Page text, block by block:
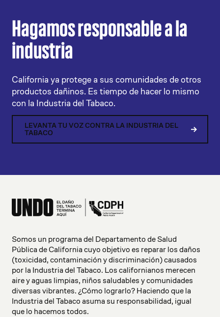
Hagamos responsable a la
industria
California ya protege a sus comunidades de otros
productos dañinos. Es tiempo de hacer lo mismo
con la Industria del Tabaco.
LEVANTA TU VOZ CONTRA LA INDUSTRIA DEL
TABACO
Somos un programa del Departamento de Salud
Pública de California cuyo objetivo es reparar los daños
(toxicidad, contaminación y discriminación) causados
por la Industria del Tabaco. Los californianos merecen
aire y aguas limpias, niños saludables y comunidades
diversas vibrantes. ¿Cómo lograrlo? Haciendo que la
Industria del Tabaco asuma su responsabilidad, igual
que lo hacemos todos.